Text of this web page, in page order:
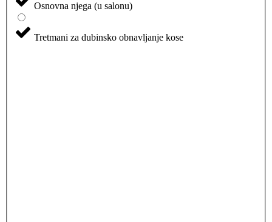
Osnovna njega (u salonu)
Tretmani za dubinsko obnavljanje kose